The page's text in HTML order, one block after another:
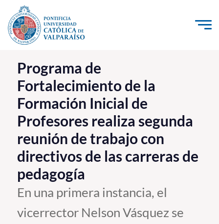
Click acá para ir directamente al contenido
La Universidad
Investigación, Creación e Innovación
PUCV Internacional
Vinculación con el Medio
Admisión
Pregrado
Postgrado
Formación Continua
Programa de
Fortalecimiento de la
Formación Inicial de
Profesores realiza segunda
reunión de trabajo con
directivos de las carreras de
pedagogía
En una primera instancia, el
vicerrector Nelson Vásquez se